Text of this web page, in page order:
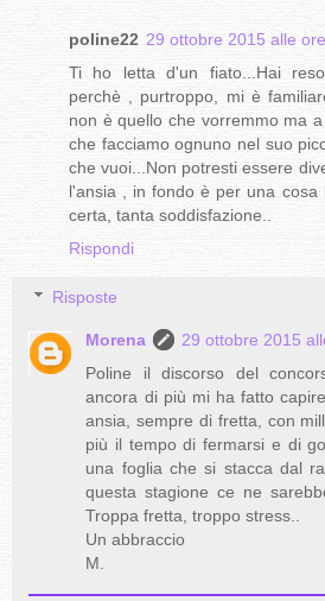
poline22 29 ottobre 2015 alle
Ti ho letta d'un fiato...Hai
perchè , purtroppo, mi è
non è quello che vorremmo ma
che facciamo ognuno nel suo
che vuoi...Non potresti essere
l'ansia , in fondo è per una
certa, tanta soddisfazione..
Rispondi
Risposte
Morena
29 ottobre 2015
Poline il discorso del
ancora di più mi ha fatto
ansia, sempre di fretta, con
più il tempo di fermarsi e di
una foglia che si stacca dal
questa stagione ce ne
Troppa fretta, troppo stress..
Un abbraccio
M.